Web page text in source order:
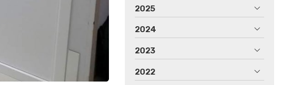
2025
2024
2023
2022